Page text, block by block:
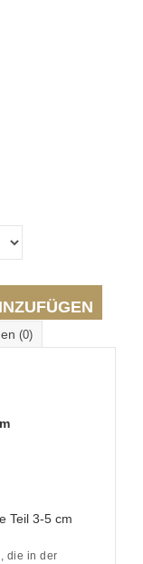
(0)
Teil 3-5 cm
die in der